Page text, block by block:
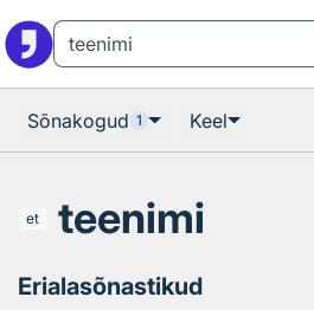
Sõnakogud 1 Keel
et teenimi
Erialasõnastikud